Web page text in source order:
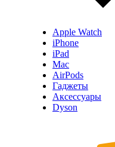
Apple Watch
iPhone
iPad
Mac
AirPods
Гаджеты
Аксессуары
Dyson